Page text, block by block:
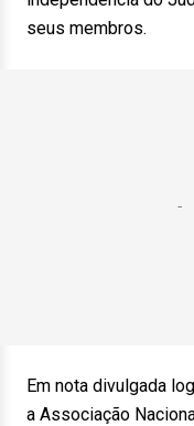
seus membros.
Em nota divulgada
a Associação